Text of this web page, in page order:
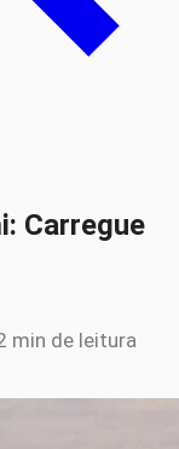
Carregue
min de leitura